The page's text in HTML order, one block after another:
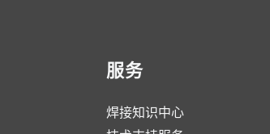
服务
焊接知识中心